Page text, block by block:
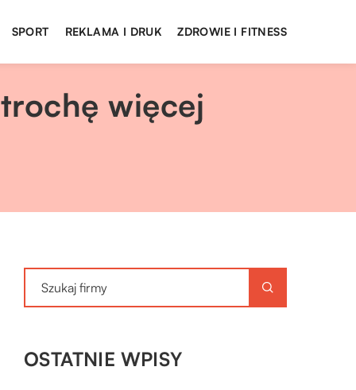
SPORT REKLAMA I DRUK ZDROWIE I FITNESS
więcej
OSTATNIE WPISY